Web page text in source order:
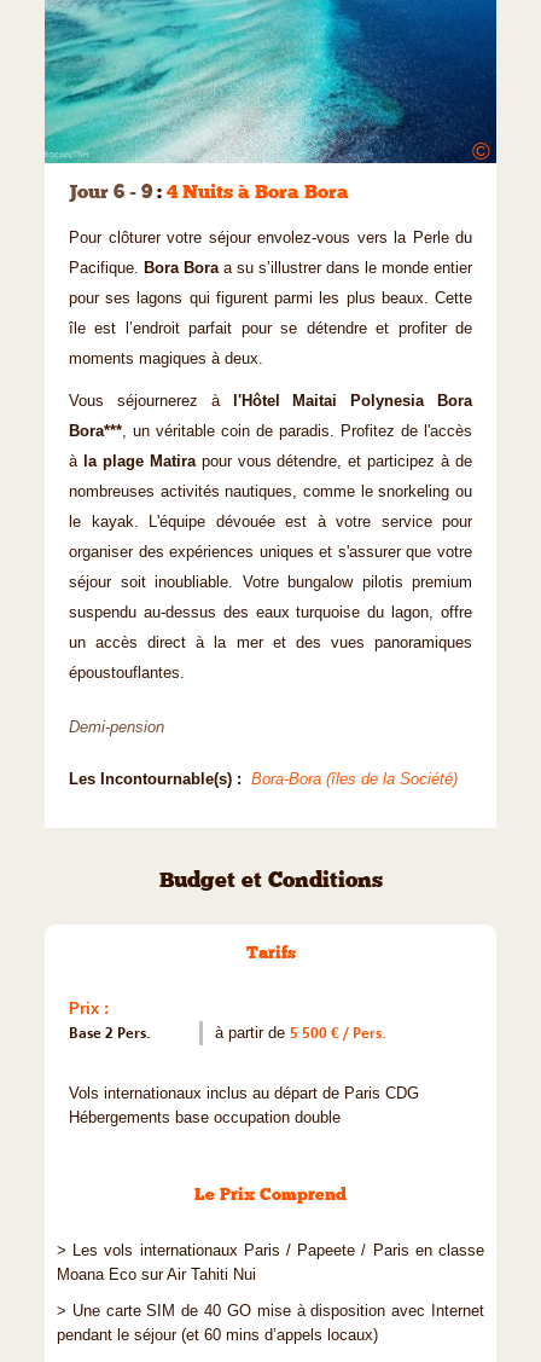
©
Jour 6 - 9: 4 Nuits à Bora Bora
Pour clôturer votre séjour envolez-vous vers la Perle du
Pacifique. Bora Boraa su s’illustrer dans le monde entier
pour ses lagons qui figurent parmi les plus beaux. Cette
île est l’endroit parfait pour se détendre et profiter de
moments magiques à deux.
Vous séjournerez à
l'Hôtel Maitai Polynesia Bora
Bora***, un véritable coin de paradis. Profitez de l'accès
à la plage Matirapour vous détendre, et participez à de
nombreuses activités nautiques, comme le snorkeling ou
le kayak. L'équipe dévouée est à votre service pour
organiser des expériences uniques et s'assurer que votre
séjour soit inoubliable. Votre bungalow pilotis premium
suspendu au-dessus des eaux turquoise du lagon, offre
un accès direct à la mer et des vues panoramiques
époustouflantes.
Demi-pension
Les Incontournable(s) : Bora-Bora (îles de la Société)
Budget et Conditions
Tarifs
Prix :
Base 2 Pers.
à partir de 5 500 € / Pers.
Vols internationaux inclus au départ de Paris CDG
Hébergements base occupation double
Le Prix Comprend
> Les vols internationaux Paris / Papeete / Paris en classe
Moana Eco sur Air Tahiti Nui
> Une carte SIM de 40 GO mise à disposition avec Internet
pendant le séjour (et 60 mins d’appels locaux)